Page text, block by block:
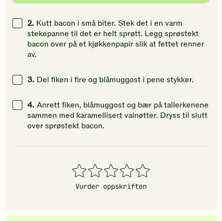
2. Kutt bacon i små biter. Stek det i en varm
stekepanne til det er helt sprøtt. Legg sprøstekt
bacon over på et kjøkkenpapir slik at fettet renner
av.
3. Del fiken i fire og blåmuggost i pene stykker.
4. Anrett fiken, blåmuggost og bær på tallerkenene
sammen med karamellisert valnøtter. Dryss til slutt
over sprøstekt bacon.
1
stjerner
2
stjerner
3
stjerner
4
stjerner
5
stjerner
Vurder oppskriften